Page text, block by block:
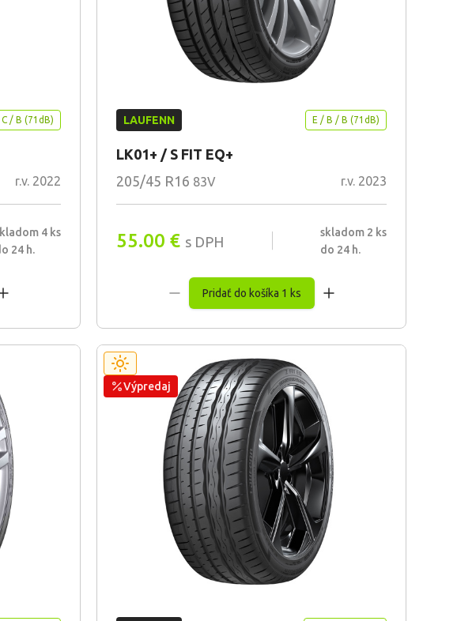
C / B (71dB)
r.v. 2022
4 ks
24 h.
LAUFENN E / B / B (71dB)
LK01+ / S FIT EQ+
205/45 R16 83V r.v. 2023
55.00 € s DPH
skladom 2 ks
do 24 h.
Pridať do košíka 1 ks
Výpredaj